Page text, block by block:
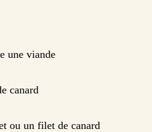
une viande
canard
ou un filet de canard